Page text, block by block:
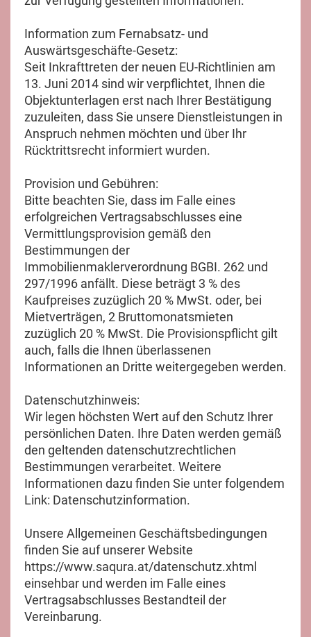
Information zum Fernabsatz- und
Auswärtsgeschäfte-Gesetz:
Seit Inkrafttreten der neuen EU-Richtlinien am
13. Juni 2014 sind wir verpflichtet, Ihnen die
Objektunterlagen erst nach Ihrer Bestätigung
zuzuleiten, dass Sie unsere Dienstleistungen in
Anspruch nehmen möchten und über Ihr
Rücktrittsrecht informiert wurden.
Provision und Gebühren:
Bitte beachten Sie, dass im Falle eines
erfolgreichen Vertragsabschlusses eine
Vermittlungsprovision gemäß den
Bestimmungen der
Immobilienmaklerverordnung BGBI. 262 und
297/1996 anfällt. Diese beträgt 3 % des
Kaufpreises zuzüglich 20 % MwSt. oder, bei
Mietverträgen, 2 Bruttomonatsmieten
zuzüglich 20 % MwSt. Die Provisionspflicht gilt
auch, falls die Ihnen überlassenen
Informationen an Dritte weitergegeben werden.
Datenschutzhinweis:
Wir legen höchsten Wert auf den Schutz Ihrer
persönlichen Daten. Ihre Daten werden gemäß
den geltenden datenschutzrechtlichen
Bestimmungen verarbeitet. Weitere
Informationen dazu finden Sie unter folgendem
Link: Datenschutzinformation.
Unsere Allgemeinen Geschäftsbedingungen
finden Sie auf unserer Website
https://www.saqura.at/datenschutz.xhtml
einsehbar und werden im Falle eines
Vertragsabschlusses Bestandteil der
Vereinbarung.